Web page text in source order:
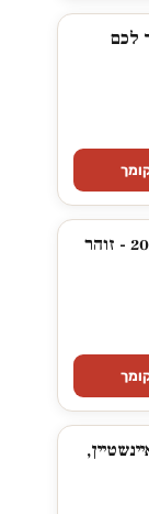
לכם
בת הים הקטנה - הפקת הענק של קיץ 2026 - זוהר